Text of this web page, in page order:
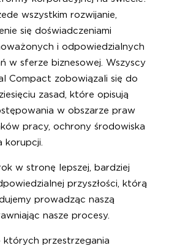
wszystkim rozwijanie,
się doświadczeniami
i odpowiedzialnych
w sferze biznesowej. Wszyscy
Compact zobowiązali się do
zasad, które opisują
w obszarze praw
pracy, ochrony środowiska
korupcji.
w stronę lepszej, bardziej
przyszłości, którą
prowadząc naszą
nasze procesy.
których przestrzegania